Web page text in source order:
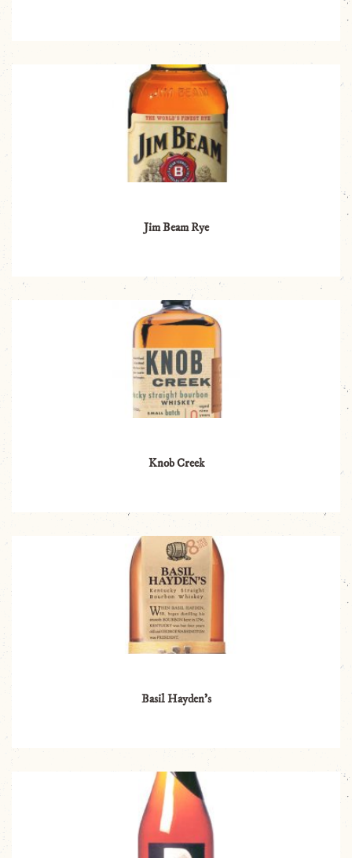
Jim Beam Rye
Knob Creek
Basil Hayden’s